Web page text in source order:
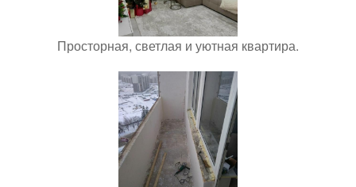
Просторная, светлая и уютная квартира.